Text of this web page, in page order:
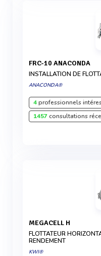
FRC-10 ANACONDA
INSTALLATION DE
ANACONDA®
4professionnels
1457consultations
MEGACELL H
FLOTTATEUR
RENDEMENT
KWI®